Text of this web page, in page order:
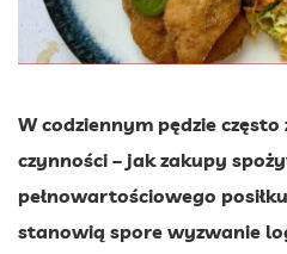
W codziennym pędzie
czynności – jak zakupy
pełnowartościowego
stanowią spore wyzwanie